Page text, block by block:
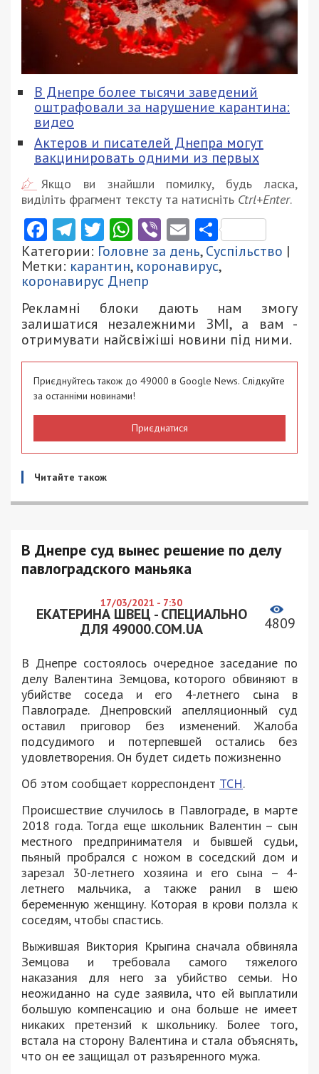
В Днепре более тысячи заведений
оштрафовали за нарушение карантина:
видео
Актеров и писателей Днепра могут
вакцинировать одними из первых
Якщо ви знайшли помилку, будь ласка,
виділіть фрагмент тексту та натисніть Ctrl+Enter.
Facebook
Telegram
Twitter
WhatsApp
ViberEmail
Категории: Головне за день,Суспільство |
Метки: карантин, коронавирус,
коронавирус Днепр
Рекламні блоки дають нам змогу
залишатися незалежними ЗМІ, а вам -
отримувати найсвіжіші новини під ними.
Приєднуйтесь також до 49000 в Google News. Слідкуйте
за останніми новинами!
Приєднатися
Читайте також
В Днепре суд вынес решение по делу
павлоградского маньяка
17/03/2021 - 7:30
ЕКАТЕРИНА ШВЕЦ - СПЕЦИАЛЬНО
ДЛЯ 49000.COM.UA
4809
В Днепре состоялось очередное заседание по
делу Валентина Земцова, которого обвиняют в
убийстве соседа и его 4-летнего сына в
Павлограде. Днепровский апелляционный суд
оставил приговор без изменений. Жалоба
подсудимого и потерпевшей остались без
удовлетворения. Он будет сидеть пожизненно
Об этом сообщает корреспондент ТСН.
Происшествие случилось в Павлограде, в марте
2018 года. Тогда еще школьник Валентин – сын
местного предпринимателя и бывшей судьи,
пьяный пробрался с ножом в соседский дом и
зарезал 30-летнего хозяина и его сына – 4-
летнего мальчика, а также ранил в шею
беременную женщину. Которая в крови ползла к
соседям, чтобы спастись.
Выжившая Виктория Крыгина сначала обвиняла
Земцова и требовала самого тяжелого
наказания для него за убийство семьи. Но
неожиданно на суде заявила, что ей выплатили
большую компенсацию и она больше не имеет
никаких претензий к школьнику. Более того,
встала на сторону Валентина и стала объяснять,
что он ее защищал от разъяренного мужа.